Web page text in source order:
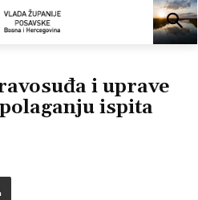
i uprave
ispita